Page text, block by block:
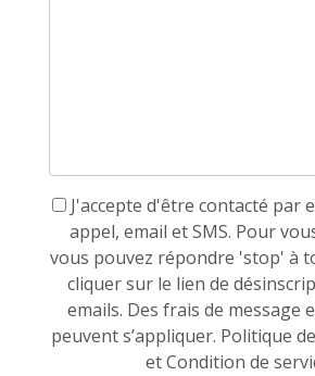
J'accepte d'être contacté par
appel, email et SMS. Pour
vous pouvez répondre 'stop' à
cliquer sur le lien de
emails. Des frais de message
peuvent s’appliquer. Politique
et Condition de